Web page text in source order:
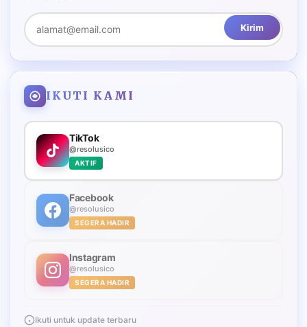
Kirim
IKUTI KAMI
TikTok
@resolusico
AKTIF
Facebook
@resolusico
SEGERA HADIR
Instagram
@resolusico
SEGERA HADIR
Ikuti untuk update terbaru